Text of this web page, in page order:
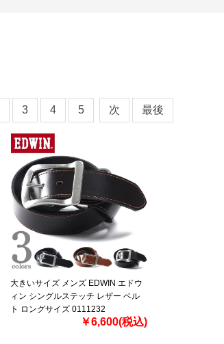
3 4 5 次 最後
大きいサイズ メンズ EDWIN エドウ
ィン シングルステッチ レザー ベル
ト ロングサイズ 0111232
￥6,600(税込)